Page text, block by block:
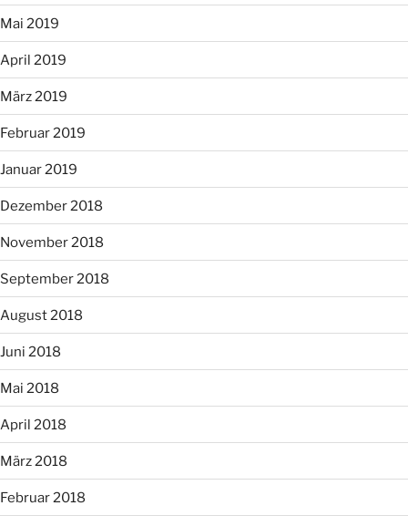
Mai 2019
April 2019
März 2019
Februar 2019
Januar 2019
Dezember 2018
November 2018
September 2018
August 2018
Juni 2018
Mai 2018
April 2018
März 2018
Februar 2018